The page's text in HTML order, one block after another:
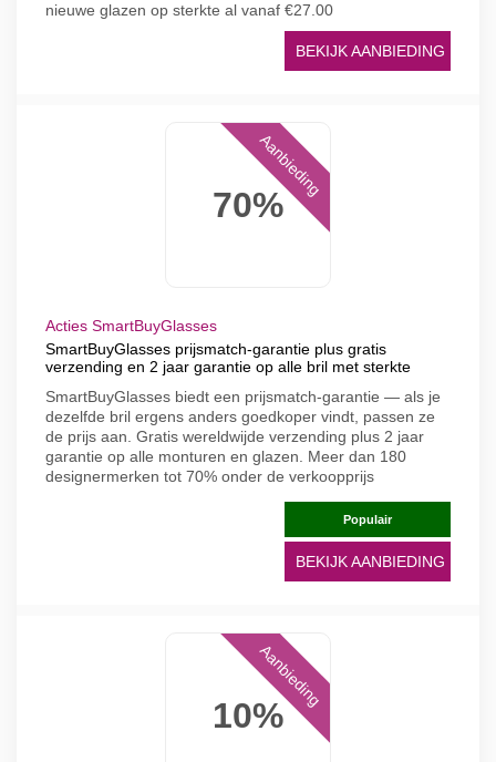
nieuwe glazen op sterkte al vanaf €27.00
BEKIJK AANBIEDING
70%
Aanbieding
Acties SmartBuyGlasses
SmartBuyGlasses prijsmatch-garantie plus gratis
verzending en 2 jaar garantie op alle bril met sterkte
SmartBuyGlasses biedt een prijsmatch-garantie — als je
dezelfde bril ergens anders goedkoper vindt, passen ze
de prijs aan. Gratis wereldwijde verzending plus 2 jaar
garantie op alle monturen en glazen. Meer dan 180
designermerken tot 70% onder de verkoopprijs
Populair
BEKIJK AANBIEDING
10%
Aanbieding